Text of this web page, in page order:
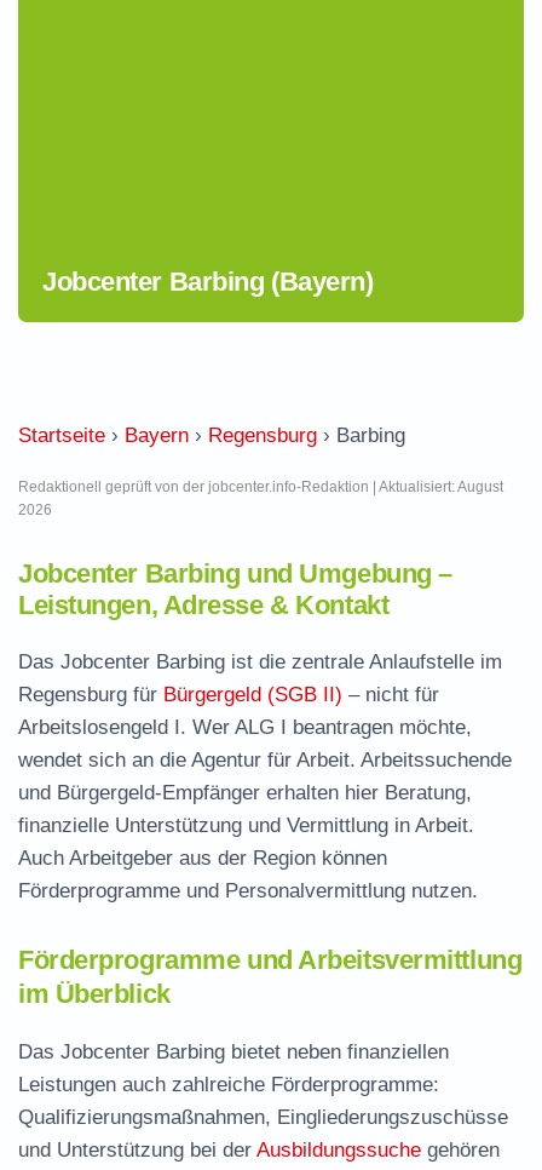
Jobcenter Barbing (Bayern)
Startseite › Bayern › Regensburg › Barbing
Redaktionell geprüft von der jobcenter.info-Redaktion | Aktualisiert: August
2026
Jobcenter Barbing und Umgebung –
Leistungen, Adresse & Kontakt
Das Jobcenter Barbing ist die zentrale Anlaufstelle im
Regensburg für Bürgergeld (SGB II) – nicht für
Arbeitslosengeld I. Wer ALG I beantragen möchte,
wendet sich an die Agentur für Arbeit. Arbeitssuchende
und Bürgergeld-Empfänger erhalten hier Beratung,
finanzielle Unterstützung und Vermittlung in Arbeit.
Auch Arbeitgeber aus der Region können
Förderprogramme und Personalvermittlung nutzen.
Förderprogramme und Arbeitsvermittlung
im Überblick
Das Jobcenter Barbing bietet neben finanziellen
Leistungen auch zahlreiche Förderprogramme:
Qualifizierungsmaßnahmen, Eingliederungszuschüsse
und Unterstützung bei der Ausbildungssuche gehören